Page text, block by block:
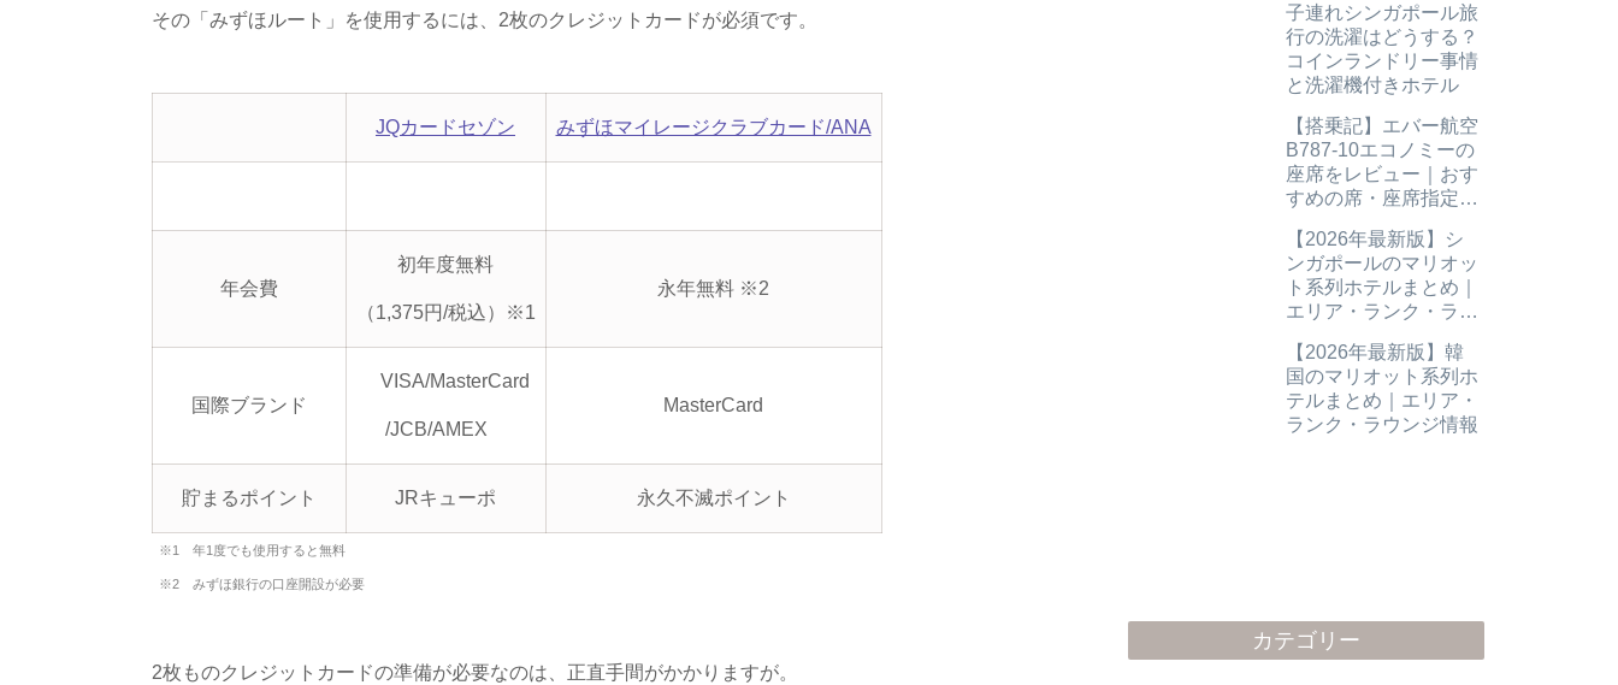
その「みずほルート」を使用するには、2枚のクレジットカードが必須です。
JQカードセゾン みずほマイレージクラブカード/ANA
年会費
初年度無料
（1,375円/税込）※1
永年無料 ※2
国際ブランド
VISA/MasterCard
/JCB/AMEX
MasterCard
貯まるポイント JRキューポ 永久不滅ポイント
※1 年1度でも使用すると無料
※2 みずほ銀行の口座開設が必要
2枚ものクレジットカードの準備が必要なのは、正直手間がかかりますが。
子連れシンガポール旅
行の洗濯はどうする？
コインランドリー事情
と洗濯機付きホテル
【搭乗記】エバー航空
B787-10エコノミーの
座席をレビュー｜おす
すめの席・座席指定も
【2026年最新版】シ
ンガポールのマリオッ
ト系列ホテルまとめ｜
エリア・ランク・ラウ
【2026年最新版】韓
国のマリオット系列ホ
テルまとめ｜エリア・
ランク・ラウンジ情報
カテゴリー